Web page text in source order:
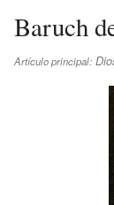
Baruch
Artículo principal: